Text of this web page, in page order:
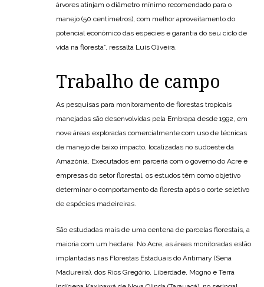
árvores atinjam o diâmetro mínimo recomendado para o
manejo (50 centímetros), com melhor aproveitamento do
potencial econômico das espécies e garantia do seu ciclo de
vida na floresta”, ressalta Luís Oliveira.
Trabalho de campo
As pesquisas para monitoramento de florestas tropicais
manejadas são desenvolvidas pela Embrapa desde 1992, em
nove áreas exploradas comercialmente com uso de técnicas
de manejo de baixo impacto, localizadas no sudoeste da
Amazônia. Executados em parceria com o governo do Acre e
empresas do setor florestal, os estudos têm como objetivo
determinar o comportamento da floresta após o corte seletivo
de espécies madeireiras.
São estudadas mais de uma centena de parcelas florestais, a
maioria com um hectare. No Acre, as áreas monitoradas estão
implantadas nas Florestas Estaduais do Antimary (Sena
Madureira), dos Rios Gregório, Liberdade, Mogno e Terra